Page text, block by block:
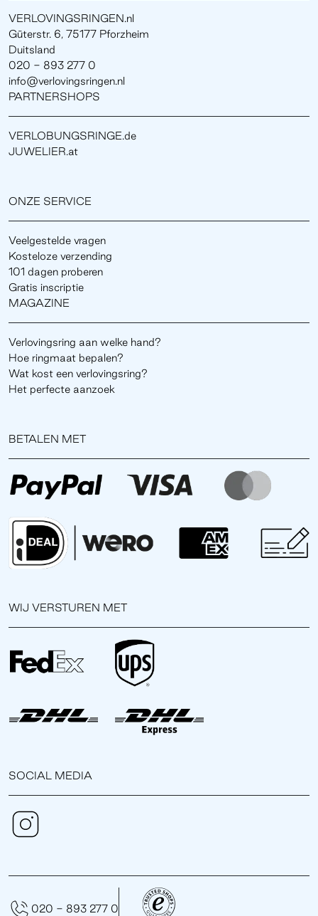
VERLOVINGSRINGEN.nl
Güterstr. 6, 75177 Pforzheim
Duitsland
020 - 893 277 0
info@verlovingsringen.nl
PARTNERSHOPS
VERLOBUNGSRINGE.de
JUWELIER.at
ONZE SERVICE
Veelgestelde vragen
Kosteloze verzending
101 dagen proberen
Gratis inscriptie
MAGAZINE
Verlovingsring aan welke hand?
Hoe ringmaat bepalen?
Wat kost een verlovingsring?
Het perfecte aanzoek
BETALEN MET
WIJ VERSTUREN MET
SOCIAL MEDIA
020 - 893 277 0